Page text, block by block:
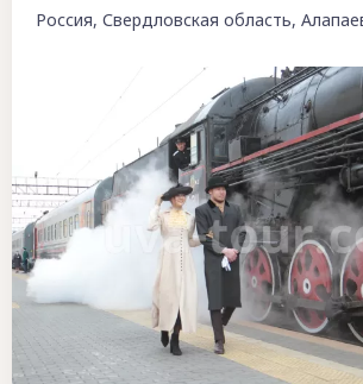
Россия, Свердловская область,